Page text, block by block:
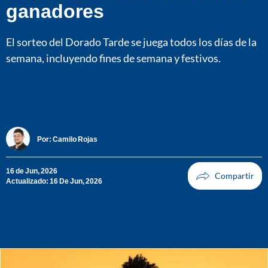
ganadores
El sorteo del Dorado Tarde se juega todos los días de la
semana, incluyendo fines de semana y festivos.
Por: Camilo Rojas
16 de Jun, 2026
Actualizado: 16 De Jun, 2026